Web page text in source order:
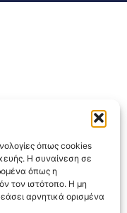
όπως cookies
Η συναίνεση σε
όπως η
τον ιστότοπο. Η μη
αρνητικά ορισμένα